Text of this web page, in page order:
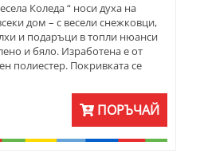
Коледа “ носи духа на
дом – с весели снежковци,
и подаръци в топли нюанси
и бяло. Изработена e от
полиестер. Покривката се
Подходяща е както за
през зимните месеци, така
вечери с близки и приятели.
форми – правоъгълна,
ПОРЪЧАЙ